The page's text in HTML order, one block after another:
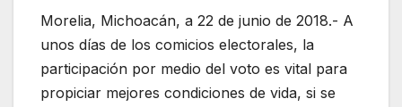
Morelia, Michoacán, a 22 de junio de 2018.- A
unos días de los comicios electorales, la
participación por medio del voto es vital para
propiciar mejores condiciones de vida, si se